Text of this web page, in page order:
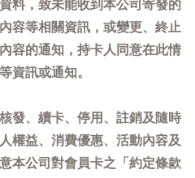
料，致未能收到本公司寄發的
容等相關資訊，或變更、終止
容的通知，持卡人同意在此情
資訊或通知。
發、續卡、停用、註銷及隨時
權益、消費優惠、活動內容及
本公司對會員卡之「約定條款